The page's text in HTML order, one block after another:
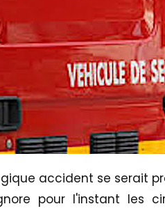
accident se serait
pour l'instant les